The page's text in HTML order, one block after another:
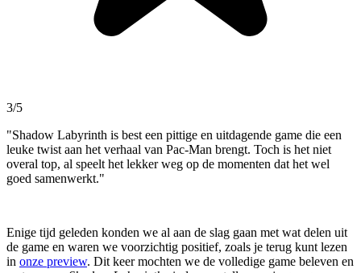
3/5
"Shadow Labyrinth is best een pittige en uitdagende game die een
leuke twist aan het verhaal van Pac-Man brengt. Toch is het niet
overal top, al speelt het lekker weg op de momenten dat het wel
goed samenwerkt."
Enige tijd geleden konden we al aan de slag gaan met wat delen uit
de game en waren we voorzichtig positief, zoals je terug kunt lezen
in onze preview. Dit keer mochten we de volledige game beleven en